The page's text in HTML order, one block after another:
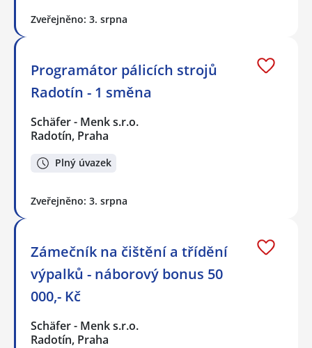
Zveřejněno: 3. srpna
Programátor pálicích strojů
Radotín - 1 směna
Schäfer - Menk s.r.o.
Radotín, Praha
Plný úvazek
Zveřejněno: 3. srpna
Zámečník na čištění a třídění
výpalků - náborový bonus 50
000,- Kč
Schäfer - Menk s.r.o.
Radotín, Praha